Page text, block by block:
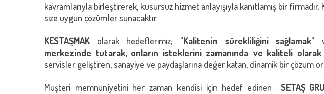
kavramlarıyla birleştirerek, kusursuz hizmet anlayışıyla kanıtlamış bir
size uygun çözümler sunacaktır.
KESTAŞMAK olarak hedeflerimiz; "Kalitenin sürekliliğini sağlamak"
merkezinde tutarak, onların isteklerini zamanında ve kaliteli olarak
servisler geliştiren, sanayiye ve paydaşlarına değer katan, dinamik bir çözüm
Müşteri memnuniyetini her zaman kendisi için hedef edinen SETAŞ